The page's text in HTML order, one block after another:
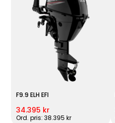
F9.9 ELH EFI
34.395 kr
Ord. pris: 38.395 kr